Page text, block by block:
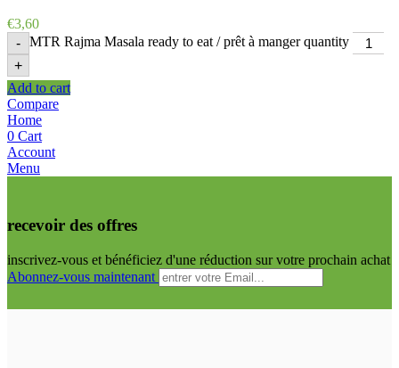
€3,60
- MTR Rajma Masala ready to eat / prêt à manger quantity
+
Add to cart
Compare
Home
0 Cart
Account
Menu
recevoir des offres
inscrivez-vous et bénéficiez d'une réduction sur votre prochain achat
Abonnez-vous maintenant